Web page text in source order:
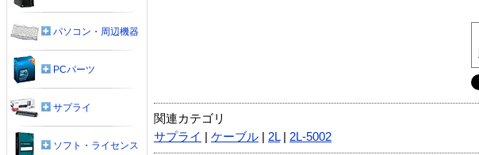
関連カテゴリ
サプライ
ケーブル 2L| 2L-5002
パソコン・周辺機器
PCパーツ
サプライ
ソフト・ライセンス